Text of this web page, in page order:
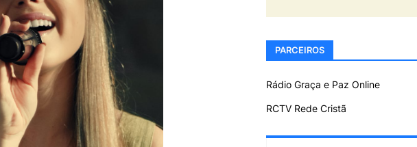
PARCEIROS
Rádio Graça e Paz Online
RCTV Rede Cristã